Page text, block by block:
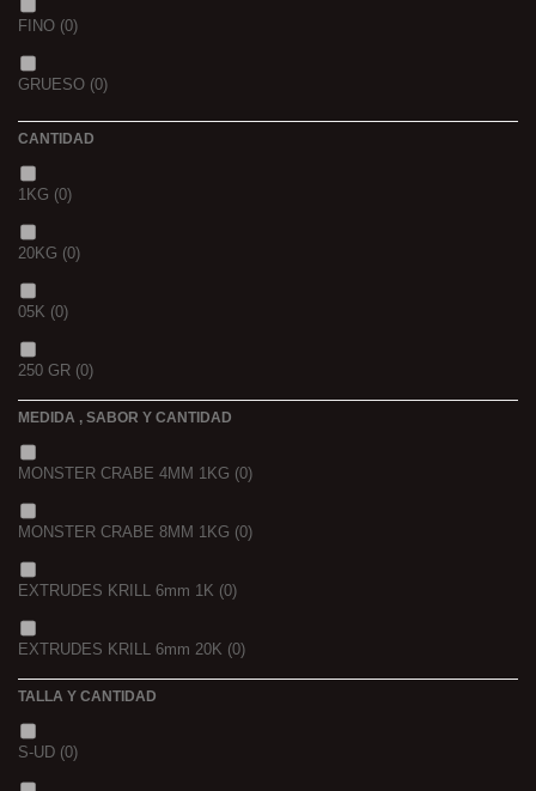
OCEAN LIVER
GOLDEN X
FINO (0)
GRUESO (0)
CANTIDAD
1KG (0)
20KG (0)
05K (0)
250 GR (0)
3 K
5 K
MEDIDA , SABOR Y CANTIDAD
MONSTER CRABE 4MM 1KG (0)
MONSTER CRABE 8MM 1KG (0)
EXTRUDES KRILL 6mm 1K (0)
EXTRUDES KRILL 6mm 20K (0)
NOIR POISSON 8MM 1K
TALLA Y CANTIDAD
S-UD (0)